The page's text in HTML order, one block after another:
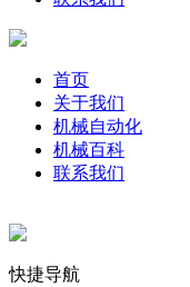
首页
关于我们
机械自动化
机械百科
联系我们
快捷导航